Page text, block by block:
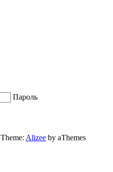
Пароль
Theme: Alizee by aThemes